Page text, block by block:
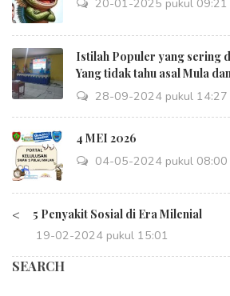
20-01-2025 pukul 09:21
Istilah Populer yang sering
Yang tidak tahu asal Mula
28-09-2024 pukul 14:27
4 MEI 2026
04-05-2024 pukul 08:00
< 5 Penyakit Sosial di Era Milenial
19-02-2024 pukul 15:01
SEARCH